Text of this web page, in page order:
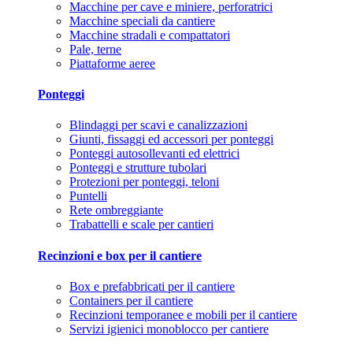
Macchine per cave e miniere, perforatrici
Macchine speciali da cantiere
Macchine stradali e compattatori
Pale, terne
Piattaforme aeree
Ponteggi
Blindaggi per scavi e canalizzazioni
Giunti, fissaggi ed accessori per ponteggi
Ponteggi autosollevanti ed elettrici
Ponteggi e strutture tubolari
Protezioni per ponteggi, teloni
Puntelli
Rete ombreggiante
Trabattelli e scale per cantieri
Recinzioni e box per il cantiere
Box e prefabbricati per il cantiere
Containers per il cantiere
Recinzioni temporanee e mobili per il cantiere
Servizi igienici monoblocco per cantiere